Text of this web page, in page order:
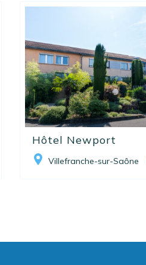
Hôtel Newport
Villefranche-sur-Saône